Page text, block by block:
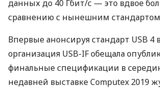
данных до 40 Гбит/с — это вдвое
сравнению с нынешним стандартом
Впервые анонсируя стандарт USB 4
организация USB-IF обещала
финальные спецификации в
недавней выставке Computex 2019